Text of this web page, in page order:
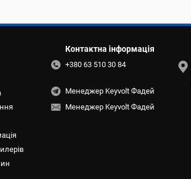
Контактна інформація
+380 63 510 30 84
Менеджер Keyvolt Фадей
Менеджер Keyvolt Фадей